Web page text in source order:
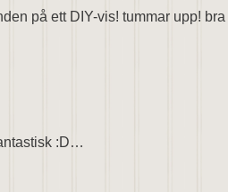
på ett DIY-vis! tummar upp! bra
:D…